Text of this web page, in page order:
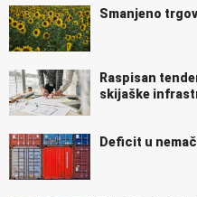
Smanjeno
Raspisan
skijaške
Deficit u